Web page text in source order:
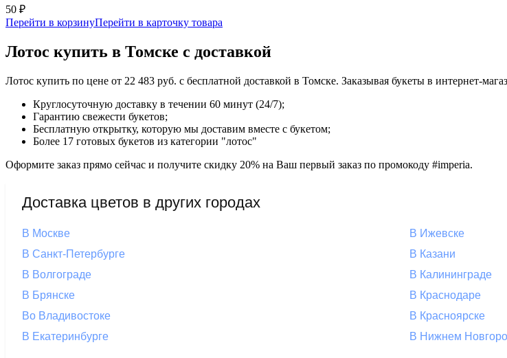
50 ₽
Перейти в корзинуПерейти в карточку товара
Лотос купить в Томске с доставкой
Лотос купить по цене от 22 483 руб. с бесплатной доставкой в Томске. Заказывая букеты в интернет-
Круглосуточную доставку в течении 60 минут (24/7);
Гарантию свежести букетов;
Бесплатную открытку, которую мы доставим вместе с букетом;
Более 17 готовых букетов из категории "лотос"
Оформите заказ прямо сейчас и получите скидку 20% на Ваш первый заказ по промокоду #imperia.
Доставка цветов в других городах
В Москве
В Санкт-Петербурге
В Волгограде
В Брянске
Во Владивостоке
В Екатеринбурге
В Ижевске
В Казани
В Калининграде
В Краснодаре
В Красноярске
В Нижнем